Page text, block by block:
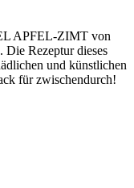
APFEL-ZIMT von
Rezeptur dieses
und künstlichen
für zwischendurch!